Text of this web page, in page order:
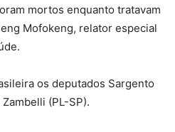
mortos enquanto tratavam
Mofokeng, relator especial
os deputados Sargento
(PL-SP).